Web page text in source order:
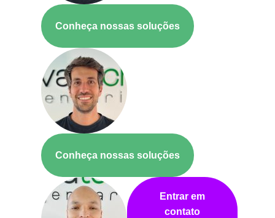
Conheça nossas soluções
Conheça nossas soluções
Entrar em
contato